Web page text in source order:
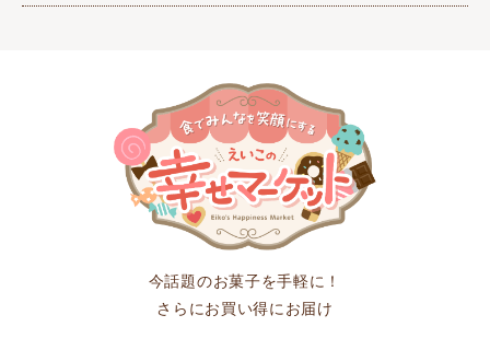
今話題のお菓子を手軽に！
さらにお買い得にお届け